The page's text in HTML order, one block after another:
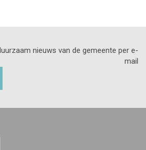
nieuws van de gemeente per e-
mail